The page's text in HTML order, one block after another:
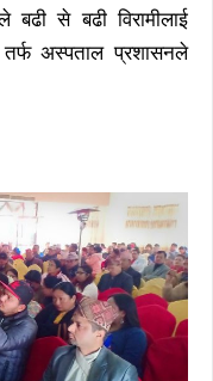
से बढी विरामीलाई
अस्पताल प्रशासनले